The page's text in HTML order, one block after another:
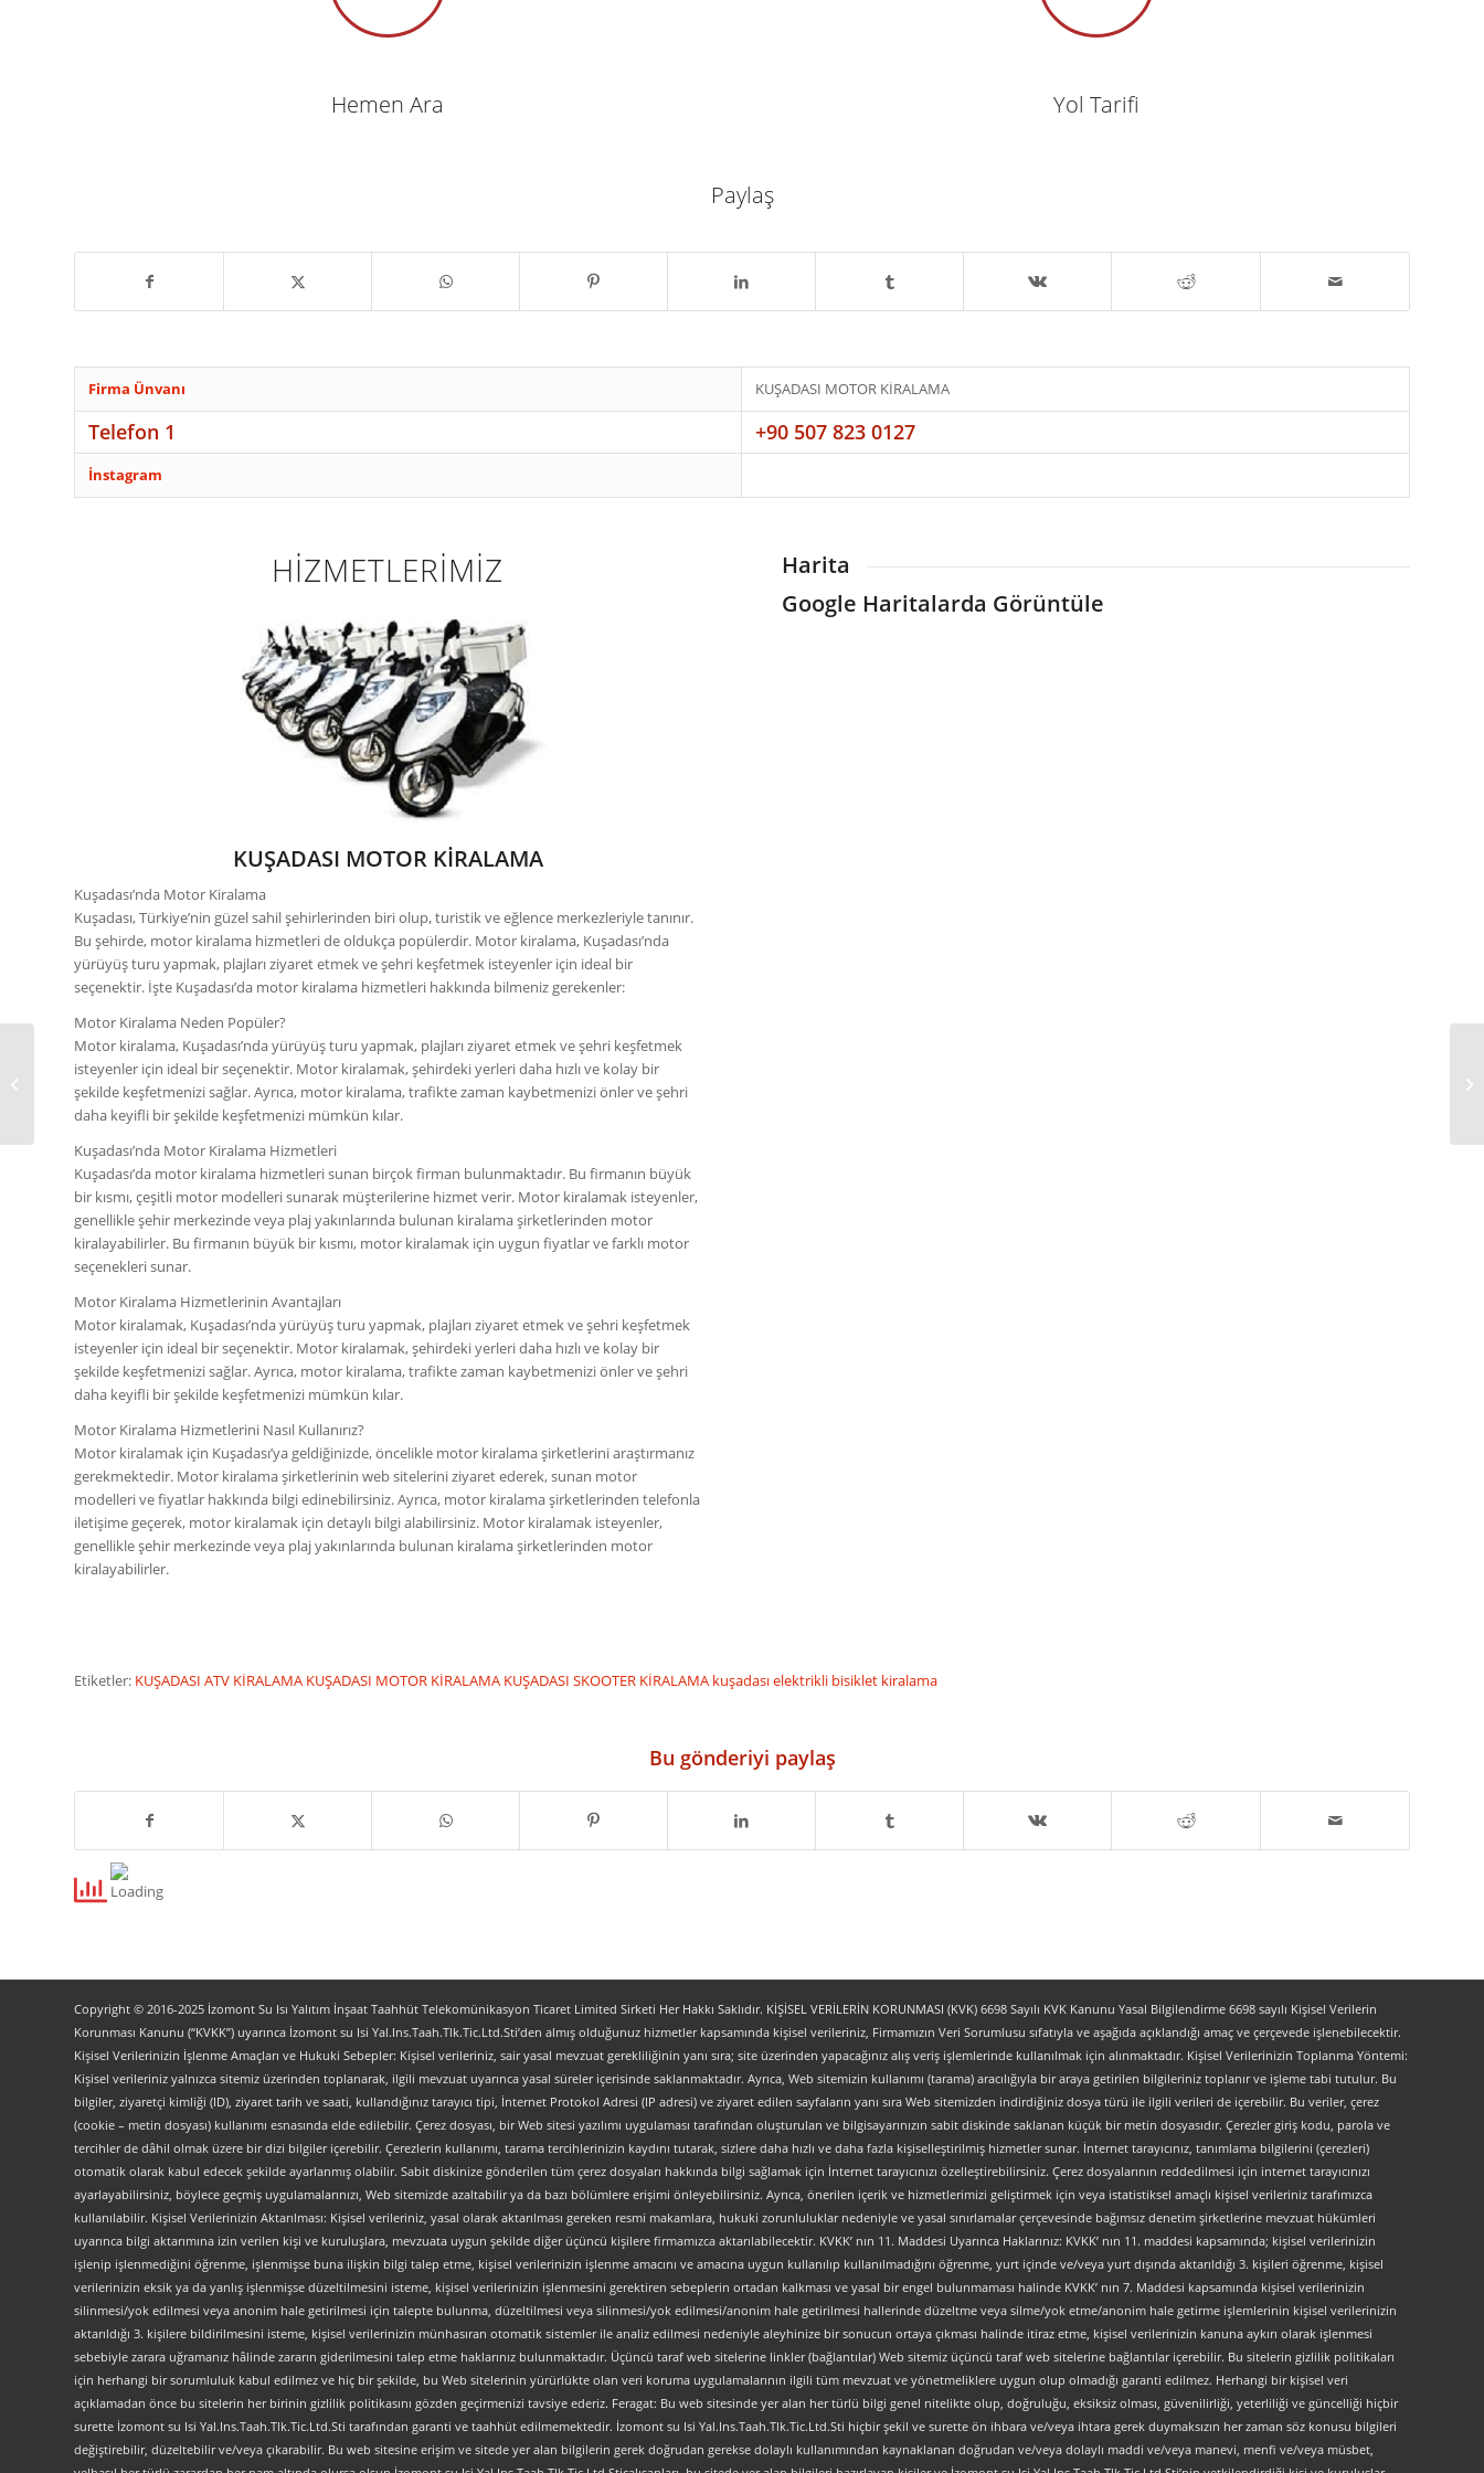
Hemen Ara Yol Tarifi
Paylaş
Firma Ünvanı KUŞADASI MOTOR KİRALAMA
Telefon 1 +90 507 823 0127
İnstagram
HİZMETLERİMİZ
KUŞADASI MOTOR KİRALAMA
Kuşadası’nda Motor Kiralama
Kuşadası, Türkiye’nin güzel sahil şehirlerinden biri olup, turistik ve eğlence merkezleriyle tanınır.
Bu şehirde, motor kiralama hizmetleri de oldukça popülerdir. Motor kiralama, Kuşadası’nda
yürüyüş turu yapmak, plajları ziyaret etmek ve şehri keşfetmek isteyenler için ideal bir
seçenektir. İşte Kuşadası’da motor kiralama hizmetleri hakkında bilmeniz gerekenler:
Motor Kiralama Neden Popüler?
Motor kiralama, Kuşadası’nda yürüyüş turu yapmak, plajları ziyaret etmek ve şehri keşfetmek
isteyenler için ideal bir seçenektir. Motor kiralamak, şehirdeki yerleri daha hızlı ve kolay bir
şekilde keşfetmenizi sağlar. Ayrıca, motor kiralama, trafikte zaman kaybetmenizi önler ve şehri
daha keyifli bir şekilde keşfetmenizi mümkün kılar.
Kuşadası’nda Motor Kiralama Hizmetleri
Kuşadası’da motor kiralama hizmetleri sunan birçok firman bulunmaktadır. Bu firmanın büyük
bir kısmı, çeşitli motor modelleri sunarak müşterilerine hizmet verir. Motor kiralamak isteyenler,
genellikle şehir merkezinde veya plaj yakınlarında bulunan kiralama şirketlerinden motor
kiralayabilirler. Bu firmanın büyük bir kısmı, motor kiralamak için uygun fiyatlar ve farklı motor
seçenekleri sunar.
Motor Kiralama Hizmetlerinin Avantajları
Motor kiralamak, Kuşadası’nda yürüyüş turu yapmak, plajları ziyaret etmek ve şehri keşfetmek
isteyenler için ideal bir seçenektir. Motor kiralamak, şehirdeki yerleri daha hızlı ve kolay bir
şekilde keşfetmenizi sağlar. Ayrıca, motor kiralama, trafikte zaman kaybetmenizi önler ve şehri
daha keyifli bir şekilde keşfetmenizi mümkün kılar.
Motor Kiralama Hizmetlerini Nasıl Kullanırız?
Motor kiralamak için Kuşadası’ya geldiğinizde, öncelikle motor kiralama şirketlerini araştırmanız
gerekmektedir. Motor kiralama şirketlerinin web sitelerini ziyaret ederek, sunan motor
modelleri ve fiyatlar hakkında bilgi edinebilirsiniz. Ayrıca, motor kiralama şirketlerinden telefonla
iletişime geçerek, motor kiralamak için detaylı bilgi alabilirsiniz. Motor kiralamak isteyenler,
genellikle şehir merkezinde veya plaj yakınlarında bulunan kiralama şirketlerinden motor
kiralayabilirler.
Harita
Google Haritalarda Görüntüle
Etiketler: KUŞADASI ATV KİRALAMA KUŞADASI MOTOR KİRALAMA KUŞADASI SKOOTER KİRALAMA kuşadası elektrikli bisiklet kiralama
Bu gönderiyi paylaş
Copyright © 2016-2025 İzomont Su Isı Yalıtım İnşaat Taahhüt Telekomünikasyon Ticaret Limited Sirketi Her Hakkı Saklıdır. KİŞİSEL VERİLERİN KORUNMASI (KVK) 6698 Sayılı KVK Kanunu Yasal Bilgilendirme 6698 sayılı Kişisel Verilerin
Korunması Kanunu (“KVKK”) uyarınca İzomont su Isi Yal.Ins.Taah.Tlk.Tic.Ltd.Sti’den almış olduğunuz hizmetler kapsamında kişisel verileriniz, Firmamızın Veri Sorumlusu sıfatıyla ve aşağıda açıklandığı amaç ve çerçevede işlenebilecektir.
Kişisel Verilerinizin İşlenme Amaçları ve Hukuki Sebepler: Kişisel verileriniz, sair yasal mevzuat gerekliliğinin yanı sıra; site üzerinden yapacağınız alış veriş işlemlerinde kullanılmak için alınmaktadır. Kişisel Verilerinizin Toplanma Yöntemi:
Kişisel verileriniz yalnızca sitemiz üzerinden toplanarak, ilgili mevzuat uyarınca yasal süreler içerisinde saklanmaktadır. Ayrıca, Web sitemizin kullanımı (tarama) aracılığıyla bir araya getirilen bilgileriniz toplanır ve işleme tabi tutulur. Bu
bilgiler, ziyaretçi kimliği (ID), ziyaret tarih ve saati, kullandığınız tarayıcı tipi, İnternet Protokol Adresi (IP adresi) ve ziyaret edilen sayfaların yanı sıra Web sitemizden indirdiğiniz dosya türü ile ilgili verileri de içerebilir. Bu veriler, çerez
(cookie – metin dosyası) kullanımı esnasında elde edilebilir. Çerez dosyası, bir Web sitesi yazılımı uygulaması tarafından oluşturulan ve bilgisayarınızın sabit diskinde saklanan küçük bir metin dosyasıdır. Çerezler giriş kodu, parola ve
tercihler de dâhil olmak üzere bir dizi bilgiler içerebilir. Çerezlerin kullanımı, tarama tercihlerinizin kaydını tutarak, sizlere daha hızlı ve daha fazla kişiselleştirilmiş hizmetler sunar. İnternet tarayıcınız, tanımlama bilgilerini (çerezleri)
otomatik olarak kabul edecek şekilde ayarlanmış olabilir. Sabit diskinize gönderilen tüm çerez dosyaları hakkında bilgi sağlamak için İnternet tarayıcınızı özelleştirebilirsiniz. Çerez dosyalarının reddedilmesi için internet tarayıcınızı
ayarlayabilirsiniz, böylece geçmiş uygulamalarınızı, Web sitemizde azaltabilir ya da bazı bölümlere erişimi önleyebilirsiniz. Ayrıca, önerilen içerik ve hizmetlerimizi geliştirmek için veya istatistiksel amaçlı kişisel verileriniz tarafımızca
kullanılabilir. Kişisel Verilerinizin Aktarılması: Kişisel verileriniz, yasal olarak aktarılması gereken resmi makamlara, hukuki zorunluluklar nedeniyle ve yasal sınırlamalar çerçevesinde bağımsız denetim şirketlerine mevzuat hükümleri
uyarınca bilgi aktarımına izin verilen kişi ve kuruluşlara, mevzuata uygun şekilde diğer üçüncü kişilere firmamızca aktarılabilecektir. KVKK’ nın 11. Maddesi Uyarınca Haklarınız: KVKK’ nın 11. maddesi kapsamında; kişisel verilerinizin
işlenip işlenmediğini öğrenme, işlenmişse buna ilişkin bilgi talep etme, kişisel verilerinizin işlenme amacını ve amacına uygun kullanılıp kullanılmadığını öğrenme, yurt içinde ve/veya yurt dışında aktarıldığı 3. kişileri öğrenme, kişisel
verilerinizin eksik ya da yanlış işlenmişse düzeltilmesini isteme, kişisel verilerinizin işlenmesini gerektiren sebeplerin ortadan kalkması ve yasal bir engel bulunmaması halinde KVKK’ nın 7. Maddesi kapsamında kişisel verilerinizin
silinmesi/yok edilmesi veya anonim hale getirilmesi için talepte bulunma, düzeltilmesi veya silinmesi/yok edilmesi/anonim hale getirilmesi hallerinde düzeltme veya silme/yok etme/anonim hale getirme işlemlerinin kişisel verilerinizin
aktarıldığı 3. kişilere bildirilmesini isteme, kişisel verilerinizin münhasıran otomatik sistemler ile analiz edilmesi nedeniyle aleyhinize bir sonucun ortaya çıkması halinde itiraz etme, kişisel verilerinizin kanuna aykırı olarak işlenmesi
sebebiyle zarara uğramanız hâlinde zararın giderilmesini talep etme haklarınız bulunmaktadır. Üçüncü taraf web sitelerine linkler (bağlantılar) Web sitemiz üçüncü taraf web sitelerine bağlantılar içerebilir. Bu sitelerin gizlilik politikaları
için herhangi bir sorumluluk kabul edilmez ve hiç bir şekilde, bu Web sitelerinin yürürlükte olan veri koruma uygulamalarının ilgili tüm mevzuat ve yönetmeliklere uygun olup olmadığı garanti edilmez. Herhangi bir kişisel veri
açıklamadan önce bu sitelerin her birinin gizlilik politikasını gözden geçirmenizi tavsiye ederiz. Feragat: Bu web sitesinde yer alan her türlü bilgi genel nitelikte olup, doğruluğu, eksiksiz olması, güvenilirliği, yeterliliği ve güncelliği hiçbir
surette İzomont su Isi Yal.Ins.Taah.Tlk.Tic.Ltd.Sti tarafından garanti ve taahhüt edilmemektedir. İzomont su Isi Yal.Ins.Taah.Tlk.Tic.Ltd.Sti hiçbir şekil ve surette ön ihbara ve/veya ihtara gerek duymaksızın her zaman söz konusu bilgileri
değiştirebilir, düzeltebilir ve/veya çıkarabilir. Bu web sitesine erişim ve sitede yer alan bilgilerin gerek doğrudan gerekse dolaylı kullanımından kaynaklanan doğrudan ve/veya dolaylı maddi ve/veya manevi, menfi ve/veya müsbet,
DİDİM MOTOR
KİRALAMA